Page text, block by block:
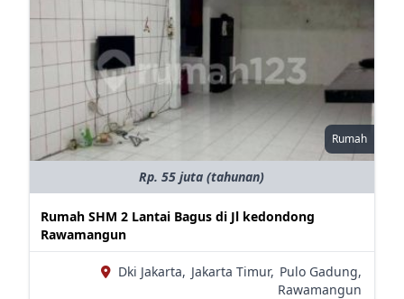
Rumah
Rp. 55 juta (tahunan)
Rumah SHM 2 Lantai Bagus di Jl kedondong
Rawamangun
Dki Jakarta, Jakarta Timur, Pulo Gadung,
Rawamangun